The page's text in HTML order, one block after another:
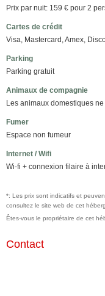
Prix par nuit: 159 € pour 2
Cartes de crédit
Visa, Mastercard, Amex,
Parking
Parking gratuit
Animaux de compagnie
Les animaux domestiques
Fumer
Espace non fumeur
Internet / Wifi
Wi-fi + connexion filaire à
*: Les prix sont indicatifs et
consultez le site web de cet
Êtes-vous le propriétaire de cet
Contact